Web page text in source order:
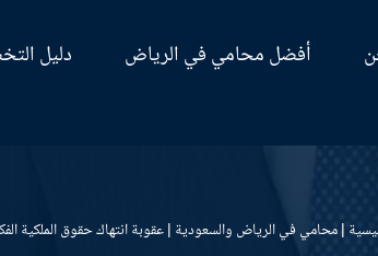
أفضل محامي في الرياض دليل
|محامي في الرياض والسعودية |عقوبة انتهاك حقوق الملكية